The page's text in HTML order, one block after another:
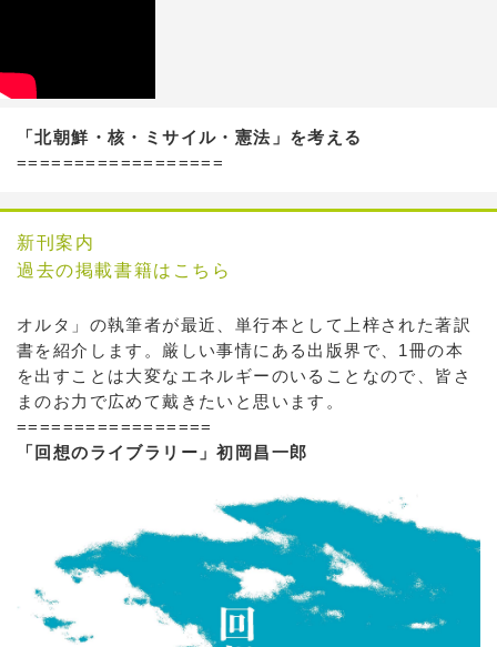
「北朝鮮・核・ミサイル・憲法」を考える
==================
新刊案内
過去の掲載書籍はこちら
オルタ」の執筆者が最近、単行本として上梓された著訳
書を紹介します。厳しい事情にある出版界で、1冊の本
を出すことは大変なエネルギーのいることなので、皆さ
まのお力で広めて戴きたいと思います。
=================
「回想のライブラリー」初岡昌一郎